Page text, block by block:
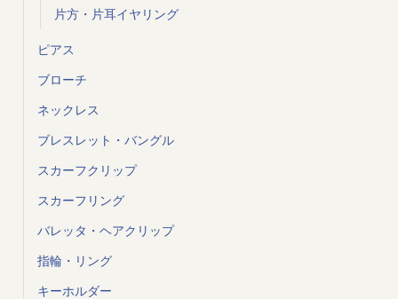
片方・片耳イヤリング
ピアス
ブローチ
ネックレス
ブレスレット・バングル
スカーフクリップ
スカーフリング
バレッタ・ヘアクリップ
指輪・リング
キーホルダー